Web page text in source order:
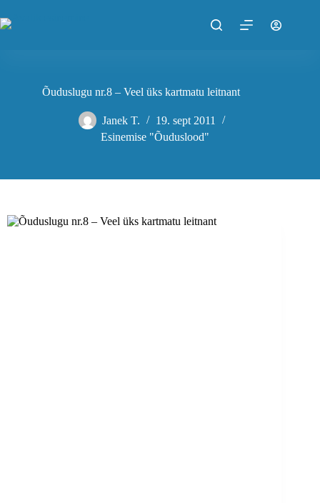
to
content
Õuduslugu nr.8 – Veel üks kartmatu leitnant
Janek T.
19. sept 2011
Esinemise "Õuduslood"